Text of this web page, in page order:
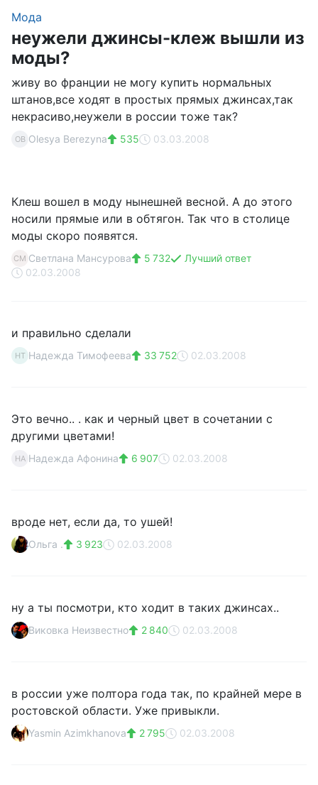
Мода
неужели джинсы-клеж вышли из
моды?
живу во франции не могу купить нормальных
штанов,все ходят в простых прямых джинсах,так
некрасиво,неужели в россии тоже так?
OB Olesya Berezyna 535 03.03.2008
Клеш вошел в моду нынешней весной. А до этого
носили прямые или в обтягон. Так что в столице
моды скоро появятся.
СМ Светлана Мансурова 5 732
Лучший ответ
02.03.2008
и правильно сделали
НТ Надежда Тимофеева 33 752 02.03.2008
Это вечно.. . как и черный цвет в сочетании с
другими цветами!
НА Надежда Афонина 6 907 02.03.2008
вроде нет, если да, то ушей!
Ольга . 3 923 02.03.2008
ну а ты посмотри, кто ходит в таких джинсах..
Виковка Неизвестно 2 840 02.03.2008
в россии уже полтора года так, по крайней мере в
ростовской области. Уже привыкли.
Yasmin Azimkhanova 2 795 02.03.2008